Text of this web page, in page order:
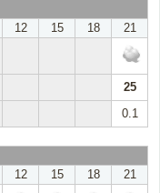
12 15 18
21
25
0.1
12 15 18
21